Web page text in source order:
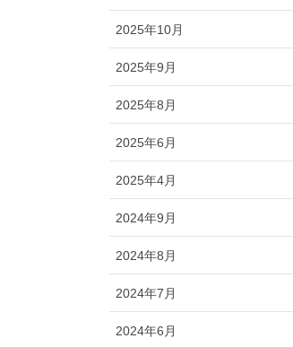
2025年10月
2025年9月
2025年8月
2025年6月
2025年4月
2024年9月
2024年8月
2024年7月
2024年6月